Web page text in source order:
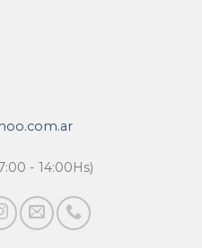
- 14:00Hs)